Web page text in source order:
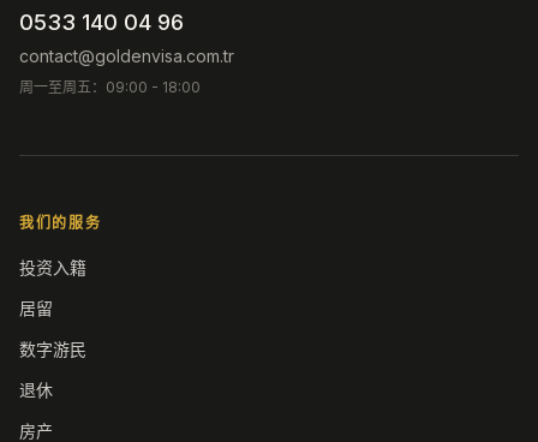
0533 140 04 96
contact@goldenvisa.com.tr
周一至周五：09:00 - 18:00
我们的服务
投资入籍
居留
数字游民
退休
房产